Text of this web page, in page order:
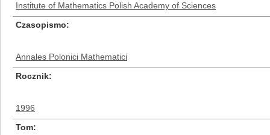
Institute of Mathematics Polish Academy of Sciences
Czasopismo
Annales Polonici Mathematici
Rocznik
1996
Tom